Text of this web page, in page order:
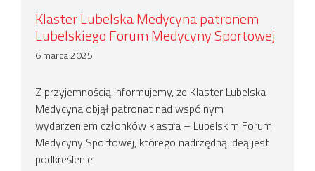
Klaster Lubelska Medycyna patronem
Lubelskiego Forum Medycyny Sportowej
6 marca 2025
Z przyjemnością informujemy, że Klaster Lubelska
Medycyna objął patronat nad wspólnym
wydarzeniem członków klastra – Lubelskim Forum
Medycyny Sportowej, którego nadrzędną ideą jest
podkreślenie